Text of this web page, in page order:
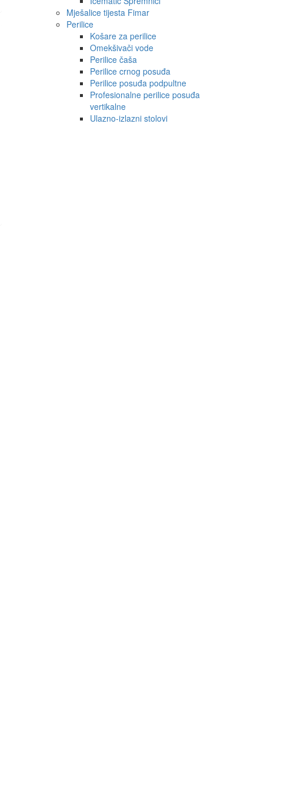
Mješalice tijesta Fimar
Perilice
Košare za perilice
Omekšivači vode
Perilice čaša
Perilice crnog posuđa
Perilice posuđa podpultne
Profesionalne perilice posuđa
vertikalne
Ulazno-izlazni stolovi